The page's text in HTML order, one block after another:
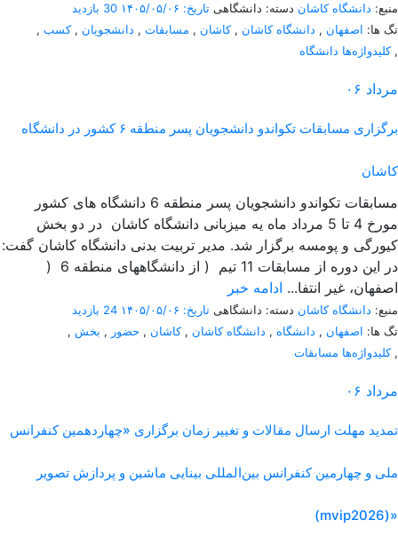
منبع: دانشگاه کاشان دسته: دانشگاهی تاریخ: ۱۴۰۵/۰۵/۰۶
30 بازدید
تگ ها: اصفهان , دانشگاه کاشان ,کاشان , مسابقات , دانشجویان ,کسب ,
کلیدواژه‌ها دانشگاه,
۰۶ مرداد
برگزاری مسابقات تکواندو دانشجویان پسر منطقه ۶ کشور در دانشگاه
کاشان
مسابقات تکواندو دانشجویان پسر منطقه 6 دانشگاه های کشور
مورخ 4 تا 5 مرداد ماه یه میزبانی دانشگاه کاشان در دو بخش
کیورگی و پومسه برگزار شد. مدیر تربیت بدنی دانشگاه کاشان گفت:
در این دوره از مسابقات 11 تیم ( از دانشگاههای منطقه 6 (
اصفهان، غیر انتفا... ادامه خبر
منبع: دانشگاه کاشان دسته: دانشگاهی تاریخ: ۱۴۰۵/۰۵/۰۶
24 بازدید
تگ ها: اصفهان , دانشگاه , دانشگاه کاشان ,کاشان , حضور , بخش ,
کلیدواژه‌ها مسابقات,
۰۶ مرداد
تمدید مهلت ارسال مقالات و تغییر زمان برگزاری «چهاردهمین کنفرانس
ملی و چهارمین کنفرانس بین‌المللی بینایی ماشین و پردازش تصویر
(mvip2026)»